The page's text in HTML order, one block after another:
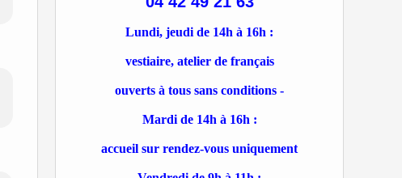
Lundi, jeudi de 14h à 16h :
vestiaire, atelier de français
ouverts à tous sans conditions -
Mardi de 14h à 16h :
accueil sur rendez-vous uniquement